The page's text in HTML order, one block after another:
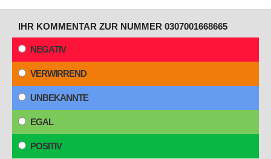
IHR KOMMENTAR ZUR NUMMER 0307001668665
NEGATIV
VERWIRREND
UNBEKANNTE
EGAL
POSITIV